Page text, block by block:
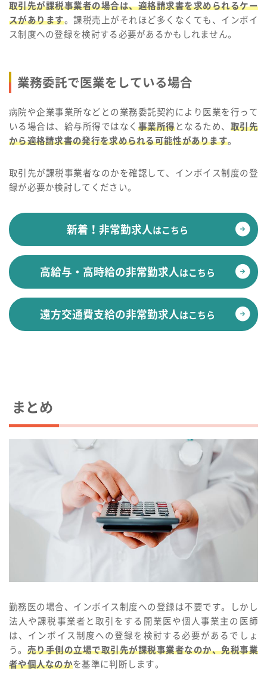
取引先が課税事業者の場合は、適格請求書を求められるケー
スがあります。課税売上がそれほど多くなくても、インボイ
ス制度への登録を検討する必要があるかもしれません。
業務委託で医業をしている場合
病院や企業事業所などとの業務委託契約により医業を行って
いる場合は、給与所得ではなく 事業所得となるため、 取引先
から適格請求書の発行を求められる可能性があります。
取引先が課税事業者なのかを確認して、インボイス制度の登
録が必要か検討してください。
新着！非常勤求人 はこちら
高給与・高時給の非常勤求人 はこちら
遠方交通費支給の非常勤求人 はこちら
まとめ
勤務医の場合、インボイス制度への登録は不要です。しかし
法人や課税事業者と取引をする開業医や個人事業主の医師
は、インボイス制度への登録を検討する必要があるでしょ
う。 売り手側の立場で取引先が課税事業者なのか、免税事業
者や個人なのかを基準に判断します。